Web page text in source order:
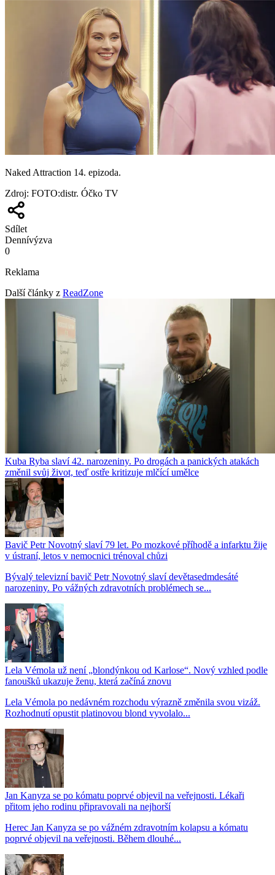
Naked Attraction 14. epizoda.
Zdroj: FOTO:distr. Óčko TV
Sdílet
Dennívýzva
0
Reklama
Další články z ReadZone
Kuba Ryba slaví 42. narozeniny. Po drogách a panických atakách
změnil svůj život, teď ostře kritizuje mlčící umělce
Bavič Petr Novotný slaví 79 let. Po mozkové příhodě a infarktu žije
v ústraní, letos v nemocnici trénoval chůzi
Bývalý televizní bavič Petr Novotný slaví devětasedmdesáté
narozeniny. Po vážných zdravotních problémech se...
Lela Vémola už není „blondýnkou od Karlose“. Nový vzhled podle
fanoušků ukazuje ženu, která začíná znovu
Lela Vémola po nedávném rozchodu výrazně změnila svou vizáž.
Rozhodnutí opustit platinovou blond vyvolalo...
Jan Kanyza se po kómatu poprvé objevil na veřejnosti. Lékaři
přitom jeho rodinu připravovali na nejhorší
Herec Jan Kanyza se po vážném zdravotním kolapsu a kómatu
poprvé objevil na veřejnosti. Během dlouhé...